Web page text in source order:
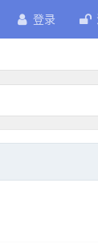
登录